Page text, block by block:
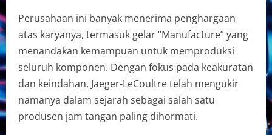
Perusahaan ini banyak menerima penghargaan
atas karyanya, termasuk gelar “Manufacture” yang
menandakan kemampuan untuk memproduksi
seluruh komponen. Dengan fokus pada keakuratan
dan keindahan, Jaeger-LeCoultre telah mengukir
namanya dalam sejarah sebagai salah satu
produsen jam tangan paling dihormati.